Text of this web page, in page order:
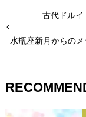
古代ドルイ
水瓶座新月からの